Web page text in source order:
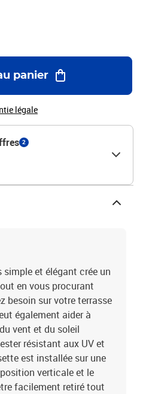
(H x l)Tissu : 100 %
panier
légale
2
et élégant crée un
en vous procurant
besoin sur votre terrasse
également aider à
vent et du soleil
résistant aux UV et
est installée sur une
verticale et le
facilement retiré tout